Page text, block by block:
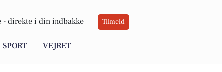
- direkte i din indbakke Tilmeld
SPORT VEJRET